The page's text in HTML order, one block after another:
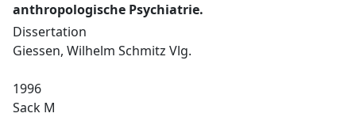
anthropologische Psychiatrie.
Dissertation
Giessen, Wilhelm Schmitz Vlg.
1996
Sack M